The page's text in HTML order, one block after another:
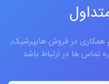
همکاری در فروش هایپرشیک,
تماس ها در ارتباط باشد.